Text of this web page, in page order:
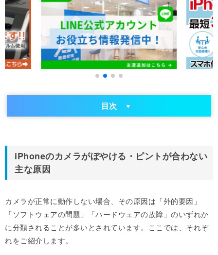
目次
iPhoneのカメラがぼやける・ピントが合わない
主な原因
カメラが正常に動作しない場合、その原因は「外的要因」
「ソフトウェアの問題」「ハードウェアの故障」のいずれか
に分類されることが多いとされています。ここでは、それぞ
れをご紹介します。